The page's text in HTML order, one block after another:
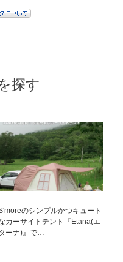
探す
のシンプルかつキュート
カーサイトテント『Etana(エ
ーナ)』で…